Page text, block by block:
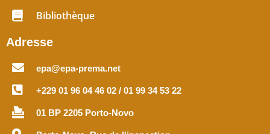
Bibliothèque
Adresse
epa@epa-prema.net
+229 01 96 04 46 02 / 01 99 34 53 22
01 BP 2205 Porto-Novo